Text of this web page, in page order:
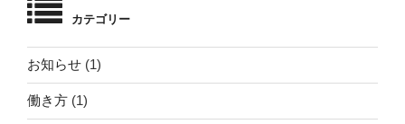
ブ
カテゴリー
お知らせ (1)
働き方 (1)